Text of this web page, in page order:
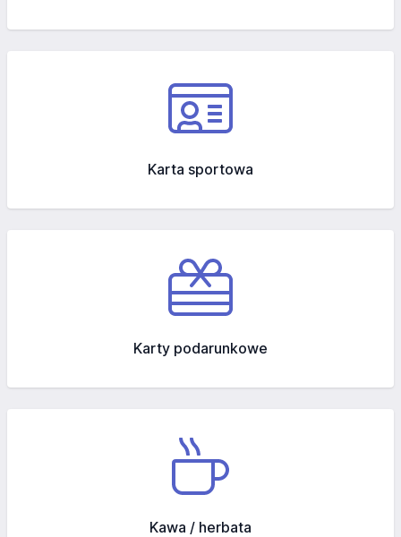
Karta sportowa
Karty podarunkowe
Kawa / herbata